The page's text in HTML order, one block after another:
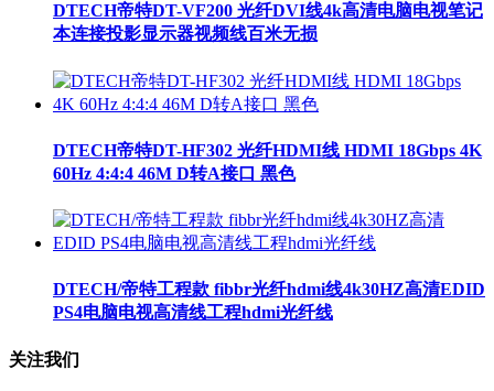
DTECH帝特DT-VF200 光纤DVI线4k高清电脑电视笔记
本连接投影显示器视频线百米无损
DTECH帝特DT-HF302 光纤HDMI线 HDMI 18Gbps 4K
60Hz 4:4:4 46M D转A接口 黑色
DTECH/帝特工程款 fibbr光纤hdmi线4k30HZ高清EDID
PS4电脑电视高清线工程hdmi光纤线
关注我们